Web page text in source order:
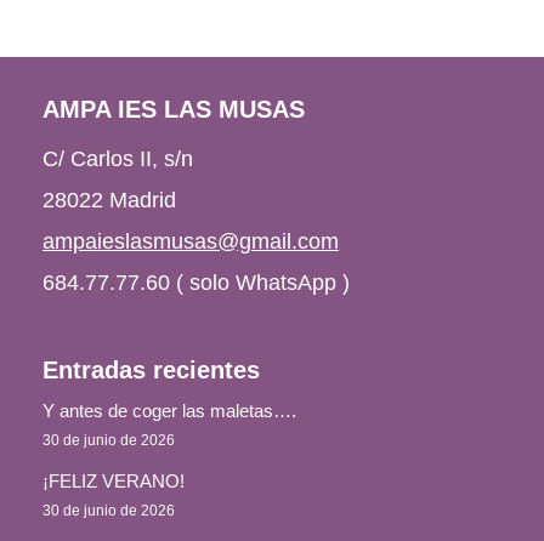
AMPA IES LAS MUSAS
C/ Carlos II, s/n
28022 Madrid
ampaieslasmusas@gmail.com
684.77.77.60 ( solo WhatsApp )
Entradas recientes
Y antes de coger las maletas….
30 de junio de 2026
¡FELIZ VERANO!
30 de junio de 2026